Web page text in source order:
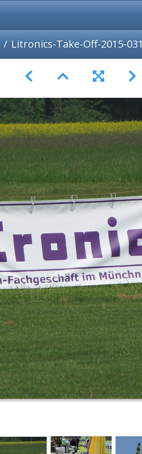
Litronics-Take-Off-2015-031